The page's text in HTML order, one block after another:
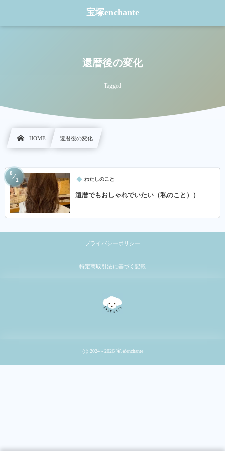
宝塚enchante
還暦後の変化
Tagged
HOME 還暦後の変化
わたしのこと
還暦でもおしゃれでいたい（私のこと））
8
1
プライバシーポリシー
特定商取引法に基づく記載
©2024 - 2026 宝塚enchante